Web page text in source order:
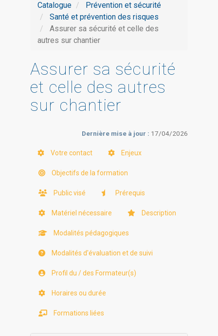
Catalogue
Prévention et sécurité
Santé et prévention des risques
Assurer sa sécurité et celle des
autres sur chantier
Assurer sa sécurité
et celle des autres
sur chantier
Dernière mise à jour : 17/04/2026
Votre contact Enjeux
Objectifs de la formation
Public visé Prérequis
Matériel nécessaire Description
Modalités pédagogiques
Modalités d'évaluation et de suivi
Profil du / des Formateur(s)
Horaires ou durée
Formations liées